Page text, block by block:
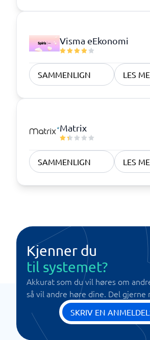
Visma eEkonomi
SAMMENLIGN LES
Matrix
SAMMENLIGN LES
Kjenner du
til systemet?
Akkurat som du vil høres om
så vil andre høre dine. Del gjerne
SKRIV EN